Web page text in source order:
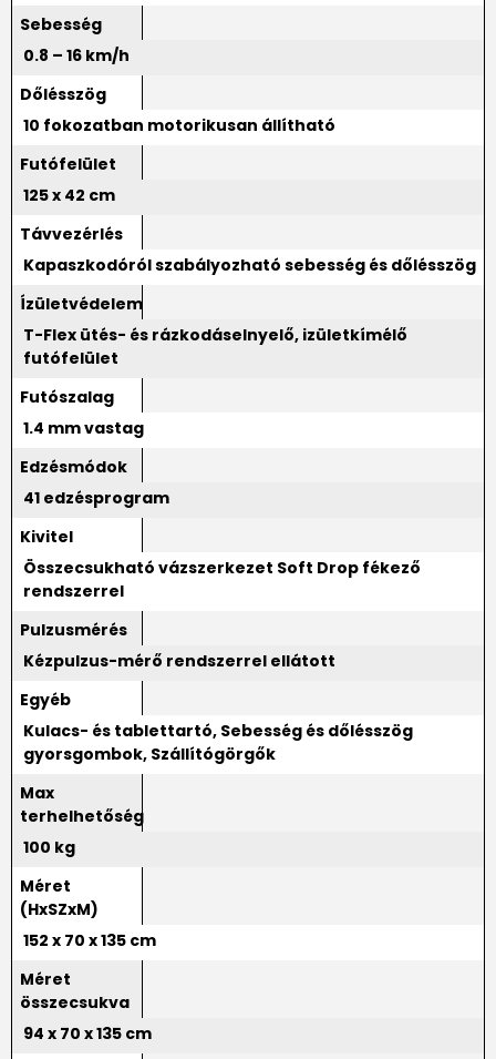
Sebesség
0.8 – 16 km/h
Dőlésszög
10 fokozatban motorikusan állítható
Futófelület
125 x 42 cm
Távvezérlés
Kapaszkodóról szabályozható sebesség és dőlésszög
Ízületvédelem
T-Flex ütés- és rázkodáselnyelő, izületkímélő
futófelület
Futószalag
1.4 mm vastag
Edzésmódok
41 edzésprogram
Kivitel
Összecsukható vázszerkezet Soft Drop fékező
rendszerrel
Pulzusmérés
Kézpulzus-mérő rendszerrel ellátott
Egyéb
Kulacs- és tablettartó, Sebesség és dőlésszög
gyorsgombok, Szállítógörgők
Max
terhelhetőség
100 kg
Méret
(HxSZxM)
152 x 70 x 135 cm
Méret
összecsukva
94 x 70 x 135 cm